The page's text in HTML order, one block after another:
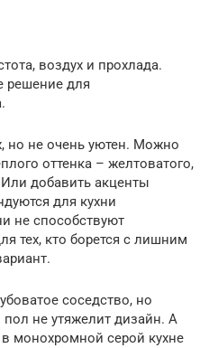
воздух и прохлада.
решение для
но не очень уютен. Можно
оттенка – желтоватого,
добавить акценты
для кухни
не способствуют
тех, кто борется с лишним
соседство, но
не утяжелит дизайн. А
монохромной серой кухне